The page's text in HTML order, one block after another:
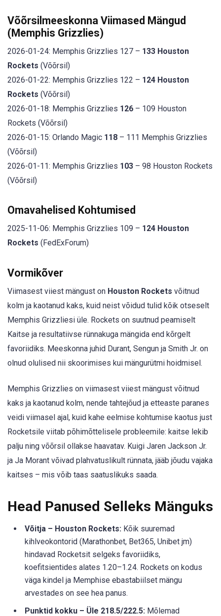
Võõrsilmeeskonna Viimased Mängud
(Memphis Grizzlies)
2026-01-24: Memphis Grizzlies 127 – 133 Houston
Rockets (Võõrsil)
2026-01-22: Memphis Grizzlies 122 – 124 Houston
Rockets (Võõrsil)
2026-01-18: Memphis Grizzlies 126 – 109 Houston
Rockets (Võõrsil)
2026-01-15: Orlando Magic 118 – 111 Memphis Grizzlies
(Võõrsil)
2026-01-11: Memphis Grizzlies 103 – 98 Houston Rockets
(Võõrsil)
Omavahelised Kohtumised
2025-11-06: Memphis Grizzlies 109 – 124 Houston
Rockets (FedExForum)
Vormikõver
Viimasest viiest mängust on Houston Rockets võitnud
kolm ja kaotanud kaks, kuid neist võidud tulid kõik otseselt
Memphis Grizzliesi üle. Rockets on suutnud peamiselt
Kaitse ja resultatiivse rünnakuga mängida end kõrgelt
favoriidiks. Meeskonna juhid Durant, Sengun ja Smith Jr. on
olnud olulised nii skoorimises kui mängurütmi hoidmisel.
Memphis Grizzlies on viimasest viiest mängust võitnud
kaks ja kaotanud kolm, nende tahtejõud ja etteaste paranes
veidi viimasel ajal, kuid kahe eelmise kohtumise kaotus just
Rocketsile viitab põhimõttelisele probleemile: kaitse lekib
palju ning võõrsil ollakse haavatav. Kuigi Jaren Jackson Jr.
ja Ja Morant võivad plahvatuslikult rünnata, jääb jõudu vajaka
kaitses – mis võib taas saatuslikuks saada.
Head Panused Selleks Mänguks
Võitja – Houston Rockets: Kõik suuremad
kihlveokontorid (Marathonbet, Bet365, Unibet jm)
hindavad Rocketsit selgeks favoriidiks,
koefitsientides alates 1.20–1.24. Rockets on kodus
väga kindel ja Memphise ebastabiilset mängu
arvestades on see hea panus.
Punktid kokku – Üle 218.5/222.5: Mõlemad